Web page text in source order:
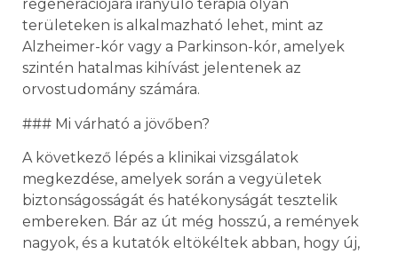
regenerációjára irányuló terápia olyan
területeken is alkalmazható lehet, mint az
Alzheimer-kór vagy a Parkinson-kór, amelyek
szintén hatalmas kihívást jelentenek az
orvostudomány számára.
### Mi várható a jövőben?
A következő lépés a klinikai vizsgálatok
megkezdése, amelyek során a vegyületek
biztonságosságát és hatékonyságát tesztelik
embereken. Bár az út még hosszú, a remények
nagyok, és a kutatók eltökéltek abban, hogy új,